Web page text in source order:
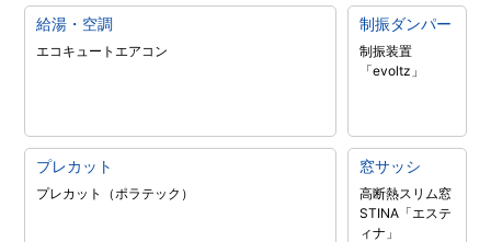
給湯・空調
エコキュート エアコン
制振ダンパー
制振装置
「evoltz」
プレカット
プレカット（ポラテック）
窓サッシ
高断熱スリム窓
STINA「エステ
ィナ」